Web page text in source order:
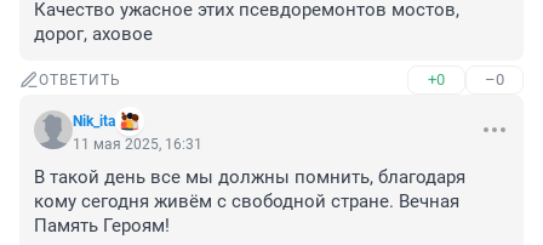
Качество ужасное этих псевдоремонтов мостов,
дорог, аховое
ОТВЕТИТЬ +0 –0
Nik_ita
11 мая 2025, 16:31
В такой день все мы должны помнить, благодаря
кому сегодня живём с свободной стране. Вечная
Память Героям!